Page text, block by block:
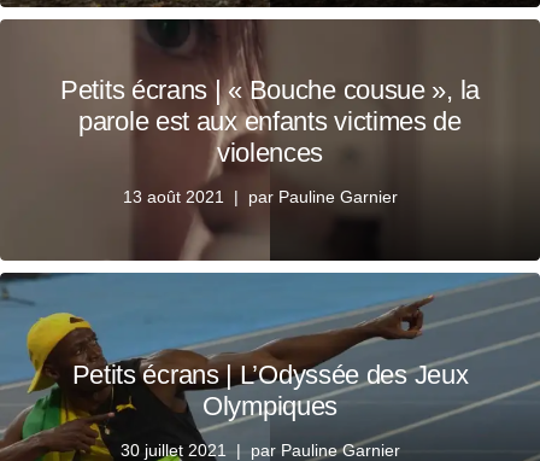
Petits écrans | « Bouche cousue », la
parole est aux enfants victimes de
violences
13 août 2021 par Pauline Garnier
Petits écrans | L’Odyssée des Jeux
Olympiques
30 juillet 2021 par Pauline Garnier